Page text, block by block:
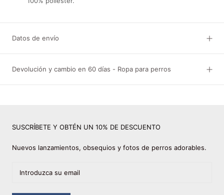
Datos de envío
Devolución y cambio en 60 días - Ropa para perros
SUSCRÍBETE Y OBTÉN UN 10% DE DESCUENTO
Nuevos lanzamientos, obsequios y fotos de perros adorables.